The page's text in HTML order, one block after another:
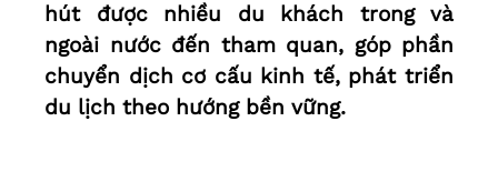
hút được nhiều du khách trong và
ngoài nước đến tham quan, góp phần
chuyển dịch cơ cấu kinh tế, phát triển
du lịch theo hướng bền vững.